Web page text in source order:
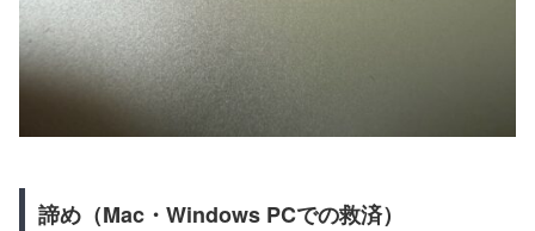
諦め（Mac・Windows PCでの救済）